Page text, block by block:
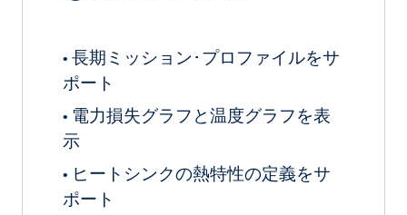
• 長期ミッション･プロファイルをサ
ポート
• 電力損失グラフと温度グラフを表
示
• ヒートシンクの熱特性の定義をサ
ポート